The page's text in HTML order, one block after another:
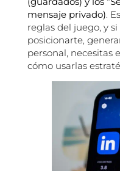
mensaje privado).
reglas del juego, y
posicionarte,
personal, necesitas
cómo usarlas